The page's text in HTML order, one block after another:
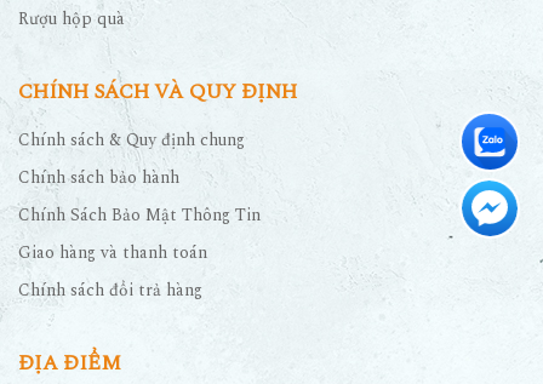
Rượu hộp quà
CHÍNH SÁCH VÀ QUY ĐỊNH
Chính sách & Quy định chung
Chính sách bảo hành
Chính Sách Bảo Mật Thông Tin
Giao hàng và thanh toán
Chính sách đổi trả hàng
ĐỊA ĐIỂM